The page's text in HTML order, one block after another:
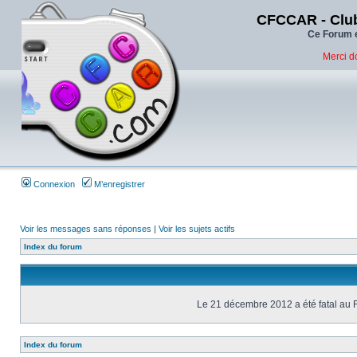
CFCCAR -
Ce Forum
Merci
Connexion M’enregistrer
Voir les messages sans réponses | Voir les sujets actifs
Index du forum
Le 21 décembre 2012 a été fatal au
Index du forum